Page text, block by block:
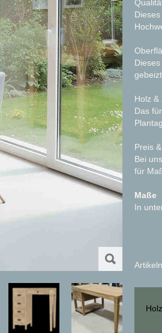
Holz &
Das
Preis
Bei
für
Maße
In